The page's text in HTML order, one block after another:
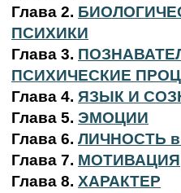
Глава 2.
ПСИХИКИ
Глава 3.
ПСИХИЧЕСКИЕ
Глава 4. ЯЗЫК И
Глава 5. ЭМОЦИИ
Глава 6. ЛИЧНОСТЬ в
Глава 7. МОТИВАЦИЯ
Глава 8. ХАРАКТЕР